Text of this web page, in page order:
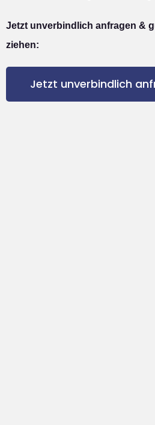
Jetzt unverbindlich anfragen &
ziehen:
Jetzt unverbindlich